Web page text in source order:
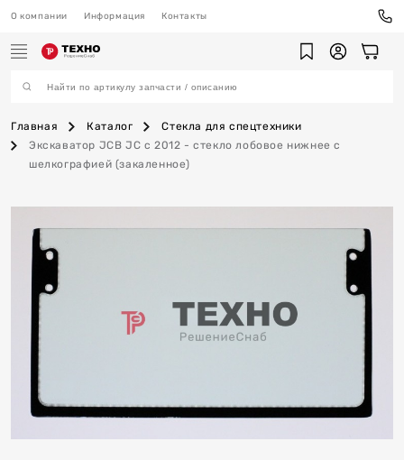
О компании Информация Контакты
Главная Каталог
Стекла для спецтехники
Экскаватор JCB JC c 2012 - стекло лобовое нижнее с
шелкографией (закаленное)